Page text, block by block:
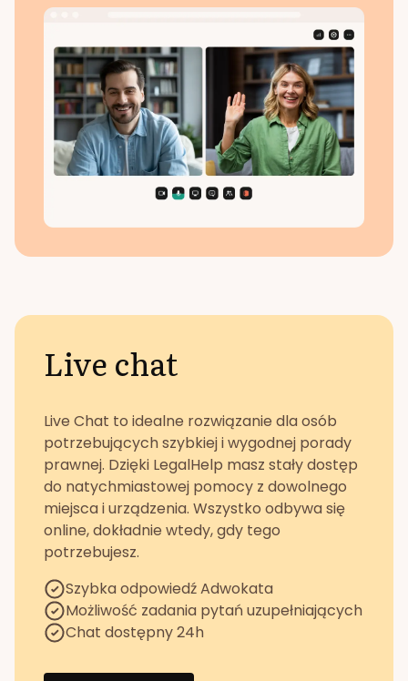
Live chat
Live Chat to idealne rozwiązanie dla osób
potrzebujących szybkiej i wygodnej porady
prawnej. Dzięki LegalHelp masz stały dostęp
do natychmiastowej pomocy z dowolnego
miejsca i urządzenia. Wszystko odbywa się
online, dokładnie wtedy, gdy tego
potrzebujesz.
Szybka odpowiedź Adwokata
Możliwość zadania pytań uzupełniających
Chat dostępny 24h